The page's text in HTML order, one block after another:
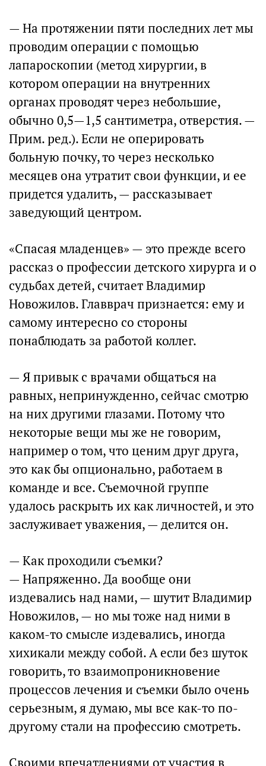
— На протяжении пяти последних лет мы
проводим операции с помощью
лапароскопии (метод хирургии, в
котором операции на внутренних
органах проводят через небольшие,
обычно 0,5—1,5 сантиметра, отверстия. —
Прим. ред.). Если не оперировать
больную почку, то через несколько
месяцев она утратит свои функции, и ее
придется удалить, — рассказывает
заведующий центром.
«Спасая младенцев» — это прежде всего
рассказ о профессии детского хирурга и о
судьбах детей, считает Владимир
Новожилов. Главврач признается: ему и
самому интересно со стороны
понаблюдать за работой коллег.
— Я привык с врачами общаться на
равных, непринужденно, сейчас смотрю
на них другими глазами. Потому что
некоторые вещи мы же не говорим,
например о том, что ценим друг друга,
это как бы опционально, работаем в
команде и все. Съемочной группе
удалось раскрыть их как личностей, и это
заслуживает уважения, — делится он.
— Как проходили съемки?
— Напряженно. Да вообще они
издевались над нами, — шутит Владимир
Новожилов, — но мы тоже над ними в
каком-то смысле издевались, иногда
хихикали между собой. А если без шуток
говорить, то взаимопроникновение
процессов лечения и съемки было очень
серьезным, я думаю, мы все как-то по-
другому стали на профессию смотреть.
Своими впечатлениями от участия в